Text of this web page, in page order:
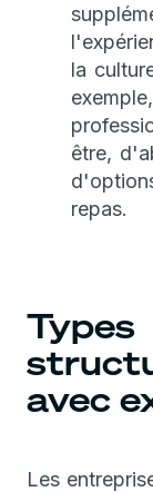
la
être,
repas.
avec
Les